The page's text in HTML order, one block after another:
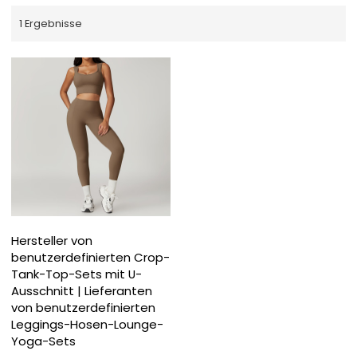
1 Ergebnisse
Hersteller von
benutzerdefinierten Crop-
Tank-Top-Sets mit U-
Ausschnitt | Lieferanten
von benutzerdefinierten
Leggings-Hosen-Lounge-
Yoga-Sets